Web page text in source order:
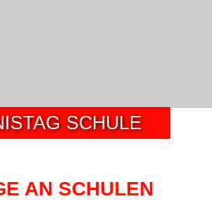
SCHULE
AN SCHULEN